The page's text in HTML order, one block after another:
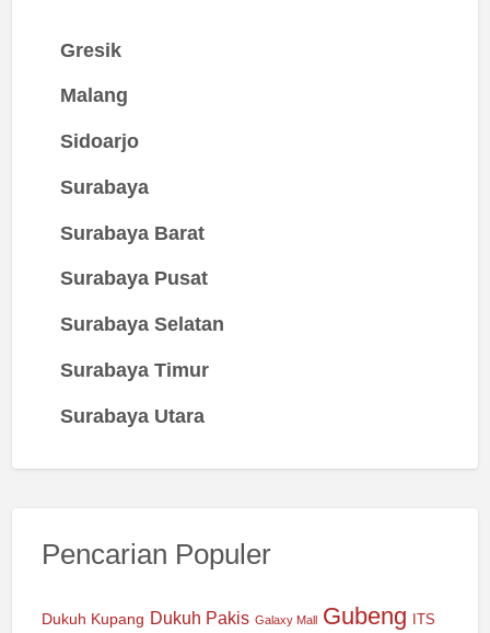
Gresik
Malang
Sidoarjo
Surabaya
Surabaya Barat
Surabaya Pusat
Surabaya Selatan
Surabaya Timur
Surabaya Utara
Pencarian Populer
Dukuh Kupang Dukuh Pakis Galaxy Mall Gubeng ITS